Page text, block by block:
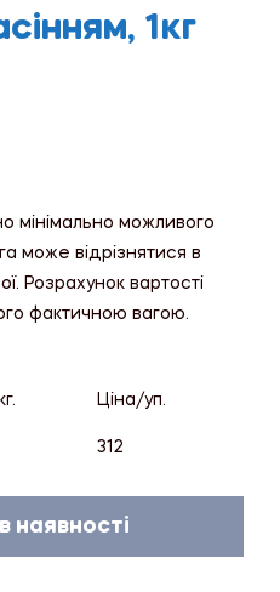
1кг
мінімально можливого
може відрізнятися в
Розрахунок вартості
фактичною вагою.
Ціна/уп.
312
наявності